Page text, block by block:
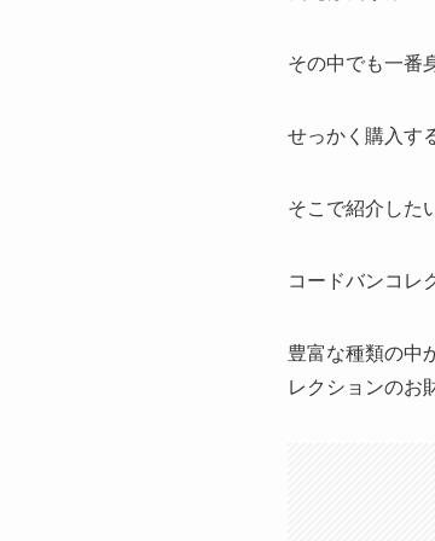
その中でも一番
せっかく購入す
そこで紹介した
コードバンコレ
豊富な種類の中
レクションのお